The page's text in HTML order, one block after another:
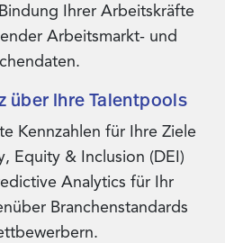
Ihrer Arbeitskräfte
Arbeitsmarkt- und
über Ihre Talentpools
Kennzahlen für Ihre Ziele
Equity & Inclusion (DEI)
Analytics für Ihr
Branchenstandards